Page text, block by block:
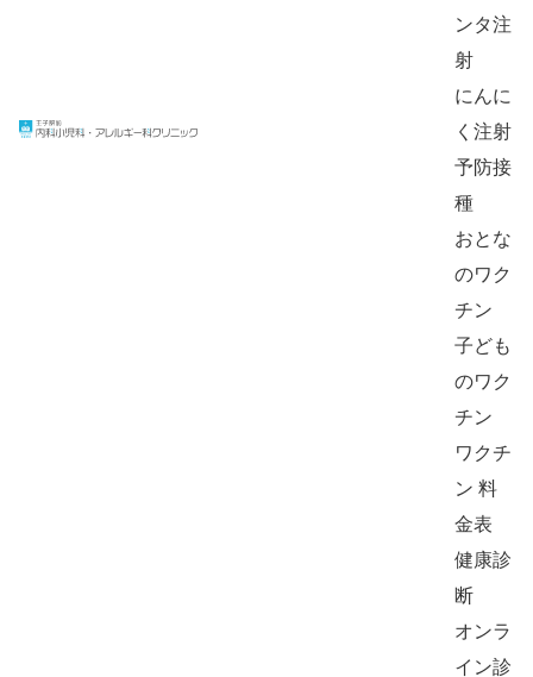
ンタ注
射
にんに
く注射
予防接
種
おとな
のワク
チン
子ども
のワク
チン
ワクチ
ン 料
金表
健康診
断
オンラ
イン診